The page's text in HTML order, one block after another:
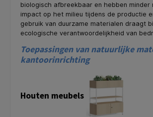
biologisch afbreekbaar en hebben minder
impact op het milieu tijdens de productie
gebruik van duurzame materialen draagt
ecologische verantwoordelijkheid van
Toepassingen van natuurlijke
kantoorinrichting
Houten meubels